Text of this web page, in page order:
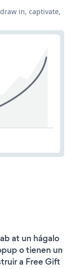
in, captivate,
at un hágalo
o tienen un
a Free Gift